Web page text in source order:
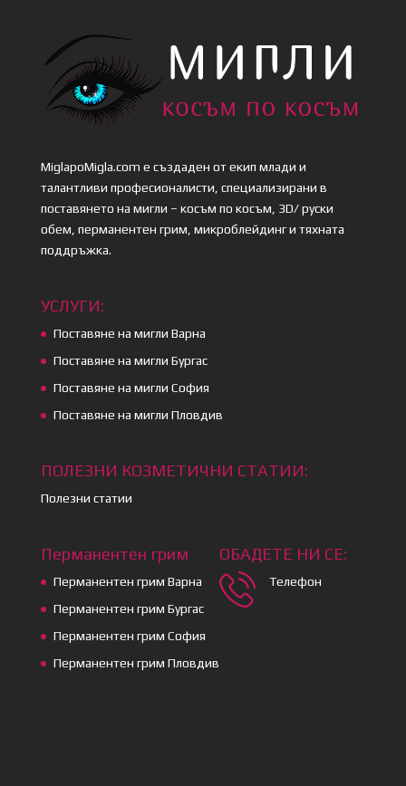
MiglapoMigla.com е създаден от екип млади и
талантливи професионалисти, специализирани в
поставянето на мигли – косъм по косъм, 3D/ руски
обем, перманентен грим, микроблейдинг и тяхната
поддръжка.
УСЛУГИ:
Поставяне на мигли Варна
Поставяне на мигли Бургас
Поставяне на мигли София
Поставяне на мигли Пловдив
ПОЛЕЗНИ КОЗМЕТИЧНИ СТАТИИ:
Полезни статии
Перманентен грим
Перманентен грим Варна
Перманентен грим Бургас
Перманентен грим София
Перманентен грим Пловдив
ОБАДЕТЕ НИ СЕ:
Телефон